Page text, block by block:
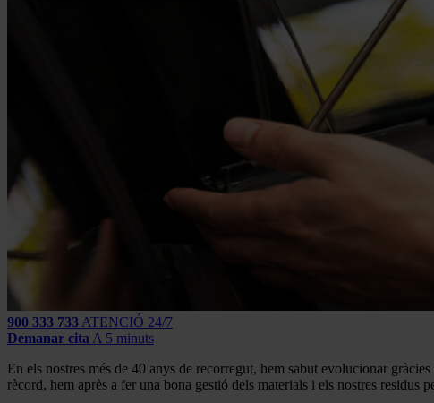
900 333 733 ATENCIÓ 24/7
Demanar cita A 5 minuts
En els nostres més de 40 anys de recorregut, hem sabut evolucionar
rècord, hem après a fer una bona gestió dels materials i els nostres